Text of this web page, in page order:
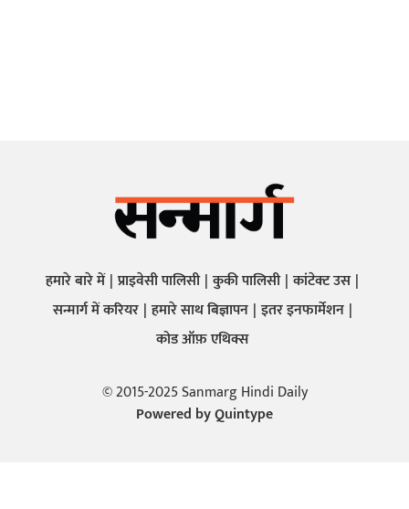
हमारे बारे में प्राइवेसी पालिसी कुकी पालिसी कांटेक्ट उस
सन्मार्ग में करियर हमारे साथ बिज्ञापन इतर इनफार्मेशन
कोड ऑफ़ एथिक्स
© 2015-2025 Sanmarg Hindi Daily
Powered byQuintype